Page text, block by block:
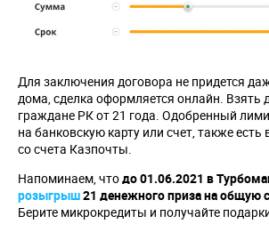
Для заключения договора не придется
дома, сделка оформляется онлайн. Взять
граждане РК от 21 года. Одобренный
на банковскую карту или счет, также есть
со счета Казпочты.
Напоминаем, чтодо 01.06.2021 в
розыгрыш21 денежного приза на общую
Берите микрокредиты и получайте